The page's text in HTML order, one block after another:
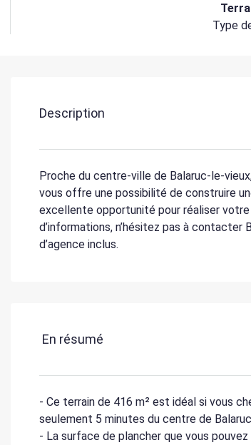
Type
Description
Proche du centre-ville de Balaruc-le-
vous offre une possibilité de construire
excellente opportunité pour réaliser
d’informations, n’hésitez pas à
d’agence inclus.
En résumé
- Ce terrain de 416 m² est idéal si vous
seulement 5 minutes du centre de
- La surface de plancher que vous